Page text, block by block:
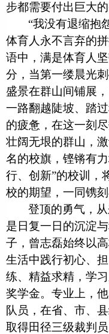
步都需要付出巨大的
“我没有退缩抱
体育人永不言弃的
语中，满是体育人
分，当第一缕晨光
盛景在群山间铺展
一路翻越陡坡、踏
的疲惫，在这一刻
壮阔无垠的群山，
名的校旗，铿锵有
行、创新”的校训，
校的期望，一同镌
登顶的勇气，
是日复一日的沉淀
子，曾志磊始终以
生活中践行初心、
练、精益求精，学
奖学金。专业上，
队员，在省、市、
取得田径三级裁判